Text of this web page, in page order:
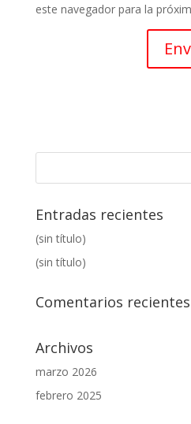
este navegador para la
Entradas recientes
(sin título)
(sin título)
Comentarios recientes
Archivos
marzo 2026
febrero 2025